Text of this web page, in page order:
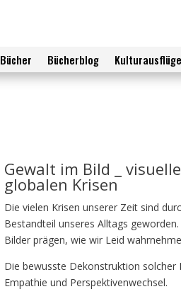
Bücher Bücherblog Kulturausflüge
Gewalt im Bild _
globalen Krisen
Die vielen Krisen unserer Zeit sind
Bestandteil unseres Alltags geworden.
Bilder prägen, wie wir Leid
Die bewusste Dekonstruktion
Empathie und Perspektivenwechsel.